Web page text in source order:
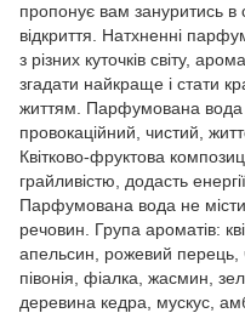
пропонує вам зануритись в
відкриття. Натхненні
з різних куточків світу,
згадати найкраще і стати
життям. Парфумована вода
провокаційний, чистий,
Квітково-фруктова
грайливістю, додасть
Парфумована вода не
речовин. Група ароматів:
апельсин, рожевий
півонія, фіалка, жасмин,
деревина кедра, мускус,